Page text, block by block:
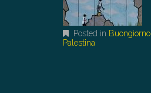
Posted in Buongiorno
Palestina